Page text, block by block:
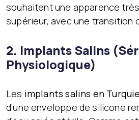
souhaitent une apparence
supérieur, avec une transition
2. Implants Salins
Physiologique)
Les implants salins en Turquie
d’une enveloppe de silicone